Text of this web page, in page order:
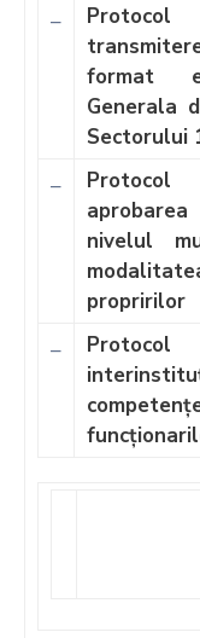
–
format
Generala
Sectorului
–
nivelul
propririlor
–